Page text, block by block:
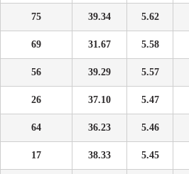
75 39.34 5.62
69 31.67 5.58
56 39.29 5.57
26 37.10 5.47
64 36.23 5.46
17 38.33 5.45